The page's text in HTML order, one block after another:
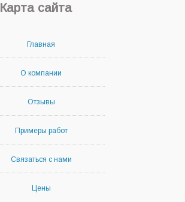
Карта сайта
Главная
О компании
Отзывы
Примеры работ
Связаться с нами
Цены